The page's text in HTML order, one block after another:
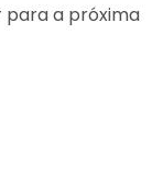
para a próxima